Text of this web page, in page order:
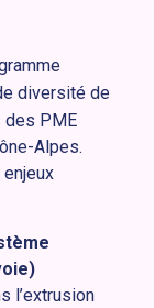
diversité de
des PME
Alpes.
l’extrusion